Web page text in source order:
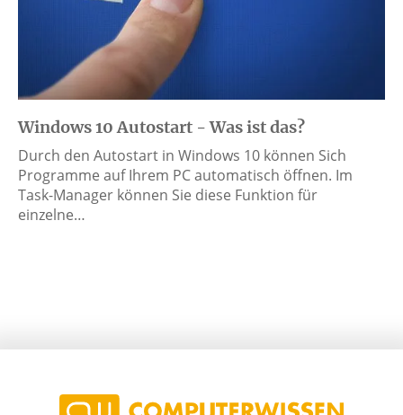
Windows 10 Autostart - Was ist das?
Durch den Autostart in Windows 10 können Sich
Programme auf Ihrem PC automatisch öffnen. Im
Task-Manager können Sie diese Funktion für
einzelne…